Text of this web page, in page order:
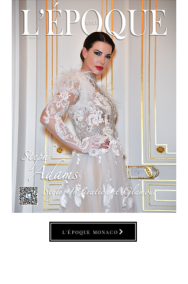
L'ÉPOQUE MONACO